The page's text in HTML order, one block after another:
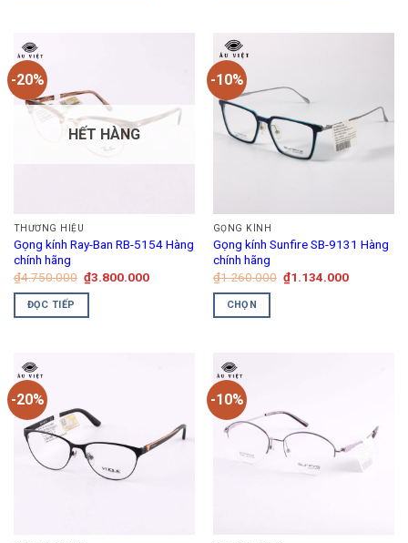
-20%
HẾT HÀNG
THƯƠNG HIỆU
Gọng kính Ray-Ban RB-5154 Hàng
chính hãng
₫4.750.000 Giá
gốc
là:
₫3.800.000Giá
₫3.800.000.
ĐỌC TIẾP
-10%
GỌNG KÍNH
Gọng kính Sunfire SB-9131 Hàng
chính hãng
₫1.260.000 Giá
gốc
₫1.134.000Giá
CHỌN
này
có
nhiều
biến
thể.
-20% -10%